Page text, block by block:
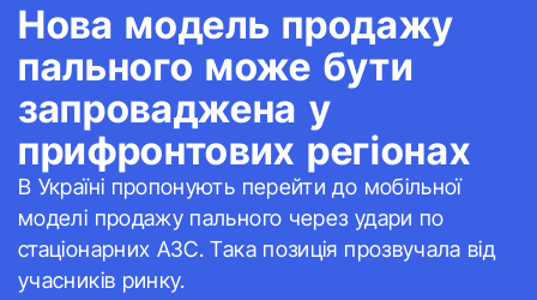
Нова модель продажу
пального може бути
запроваджена у
прифронтових регіонах
В Україні пропонують перейти до мобільної
моделі продажу пального через удари по
стаціонарних АЗС. Така позиція прозвучала від
учасників ринку.